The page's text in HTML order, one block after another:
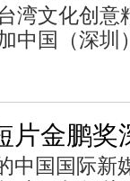
湾文化创意
中国（深圳
片金鹏奖
中国国际新